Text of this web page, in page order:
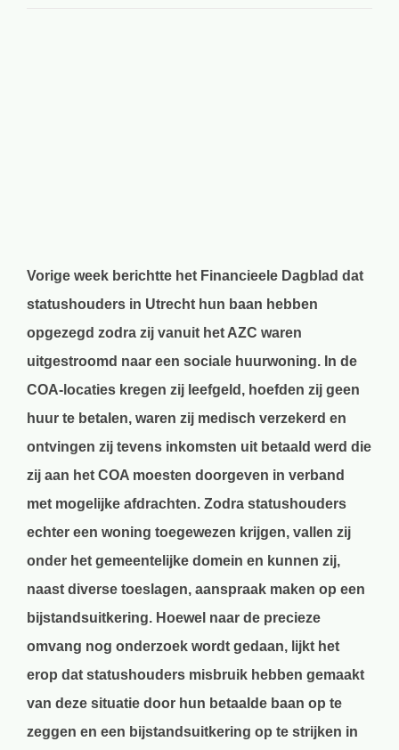
Vorige week berichtte het Financieele Dagblad dat
statushouders in Utrecht hun baan hebben
opgezegd zodra zij vanuit het AZC waren
uitgestroomd naar een sociale huurwoning. In de
COA-locaties kregen zij leefgeld, hoefden zij geen
huur te betalen, waren zij medisch verzekerd en
ontvingen zij tevens inkomsten uit betaald werd die
zij aan het COA moesten doorgeven in verband
met mogelijke afdrachten. Zodra statushouders
echter een woning toegewezen krijgen, vallen zij
onder het gemeentelijke domein en kunnen zij,
naast diverse toeslagen, aanspraak maken op een
bijstandsuitkering. Hoewel naar de precieze
omvang nog onderzoek wordt gedaan, lijkt het
erop dat statushouders misbruik hebben gemaakt
van deze situatie door hun betaalde baan op te
zeggen en een bijstandsuitkering op te strijken in